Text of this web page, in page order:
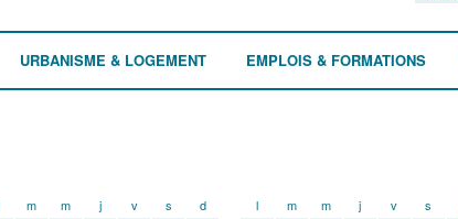
URBANISME & LOGEMENT EMPLOIS & FORMATIONS
m m j v s d l m m j v s